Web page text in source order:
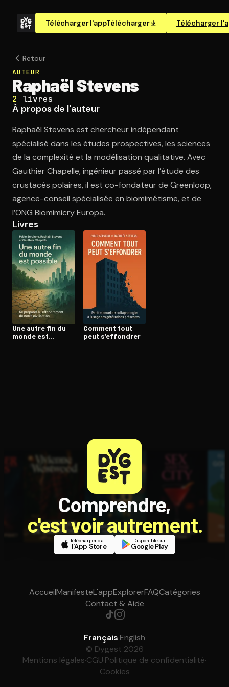
Télécharger l'appTélécharger Télécharger
Ouvre l'app Appareil photo, pointe sur le code. C'est gratuit à
Retour
AUTEUR
Raphaël Stevens
2 livres
À propos de l'auteur
Raphaël Stevens est chercheur indépendant
spécialisé dans les études prospectives, les sciences
de la complexité et la modélisation qualitative. Avec
Gauthier Chapelle, ingénieur passé par l’étude des
crustacés polaires, il est co-fondateur de Greenloop,
agence-conseil spécialisée en biomimétisme, et de
l’ONG Biomimicry Europa.
Livres
Une autre fin du
monde est
Comment tout
peut s’effondrer
Comprendre,
c'est voir autrement.
Télécharger dans
l'App Store
Disponible sur
Google Play
AccueilManifesteL'appExplorerFAQCatégories
Contact & Aide
Français·English
© Dygest 2026
Mentions légales·CGU·Politique de confidentialité·
Cookies